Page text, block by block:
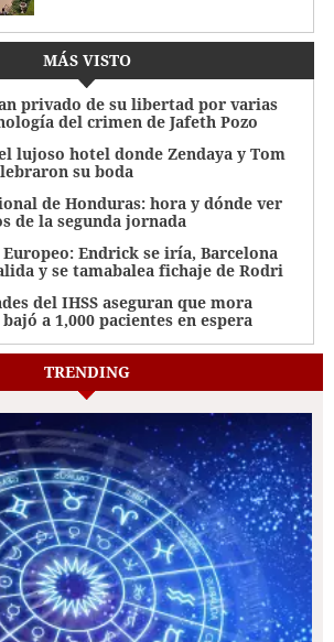
MÁS VISTO
privado de su libertad por varias
del crimen de Jafeth Pozo
lujoso hotel donde Zendaya y Tom
su boda
de Honduras: hora y dónde ver
de la segunda jornada
Endrick se iría, Barcelona
y se tamabalea fichaje de Rodri
del IHSS aseguran que mora
a 1,000 pacientes en espera
TRENDING